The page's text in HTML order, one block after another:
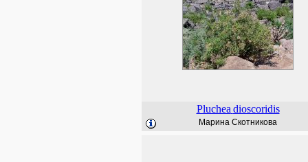
Pluchea dioscoridis
Марина Скотникова